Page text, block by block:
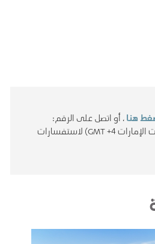
هنا، أو اتصل على الرقم:
(توقيت الإمارات GMT +4) لاستفسارات